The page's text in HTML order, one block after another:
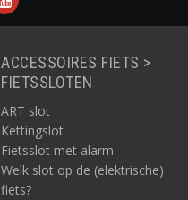
ACCESSOIRES FIETS >
FIETSSLOTEN
ART slot
Kettingslot
Fietsslot met alarm
Welk slot op de (elektrische)
fiets?